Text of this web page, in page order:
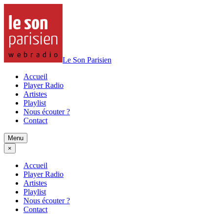
Le Son Parisien
Accueil
Player Radio
Artistes
Playlist
Nous écouter ?
Contact
Menu
×
Accueil
Player Radio
Artistes
Playlist
Nous écouter ?
Contact